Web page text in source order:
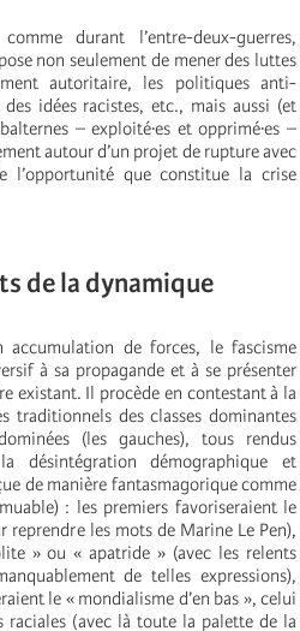
durant l’entre-deux-guerres,
non seulement de mener des luttes
autoritaire, les politiques anti-
idées racistes, etc., mais aussi (et
– exploité·es et opprimé·es –
autour d’un projet de rupture avec
l’opportunité que constitue la crise
de la dynamique
de forces, le fascisme
à sa propagande et à se présenter
existant. Il procède en contestant à la
traditionnels des classes dominantes
(les gauches), tous rendus
désintégration démographique et
de manière fantasmagorique comme
: les premiers favoriseraient le
reprendre les mots de Marine Le Pen),
» ou « apatride » (avec les relents
de telles expressions),
le « mondialisme d’en bas », celui
raciales (avec là toute la palette de la